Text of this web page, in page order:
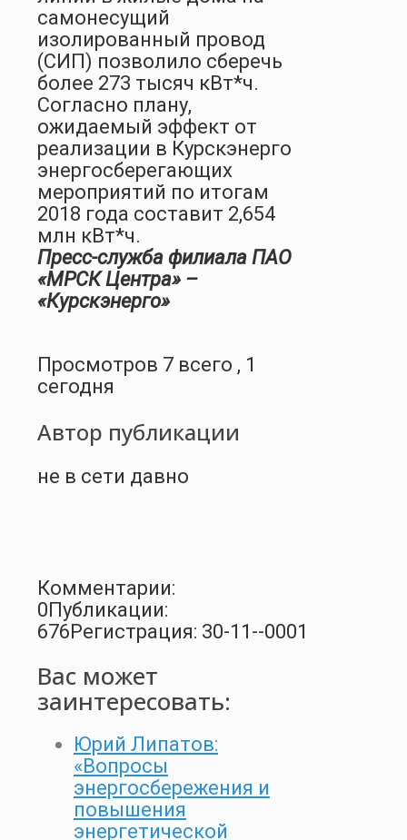
самонесущий
изолированный провод
(СИП) позволило сберечь
более 273 тысяч кВт*ч.
Согласно плану,
ожидаемый эффект от
реализации в Курскэнерго
энергосберегающих
мероприятий по итогам
2018 года составит 2,654
млн кВт*ч.
Пресс-служба филиала ПАО
«МРСК Центра» –
«Курскэнерго»
Просмотров 7 всего , 1
сегодня
Автор публикации
не в сети давно
Комментарии:
0 Публикации:
676 Регистрация: 30-11--0001
Вас может
заинтересовать:
Юрий Липатов:
«Вопросы
энергосбережения и
повышения
энергетической